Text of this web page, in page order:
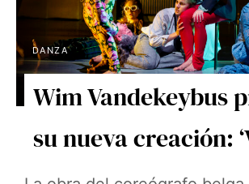
DANZA
Wim Vandekeybus
su nueva creación: